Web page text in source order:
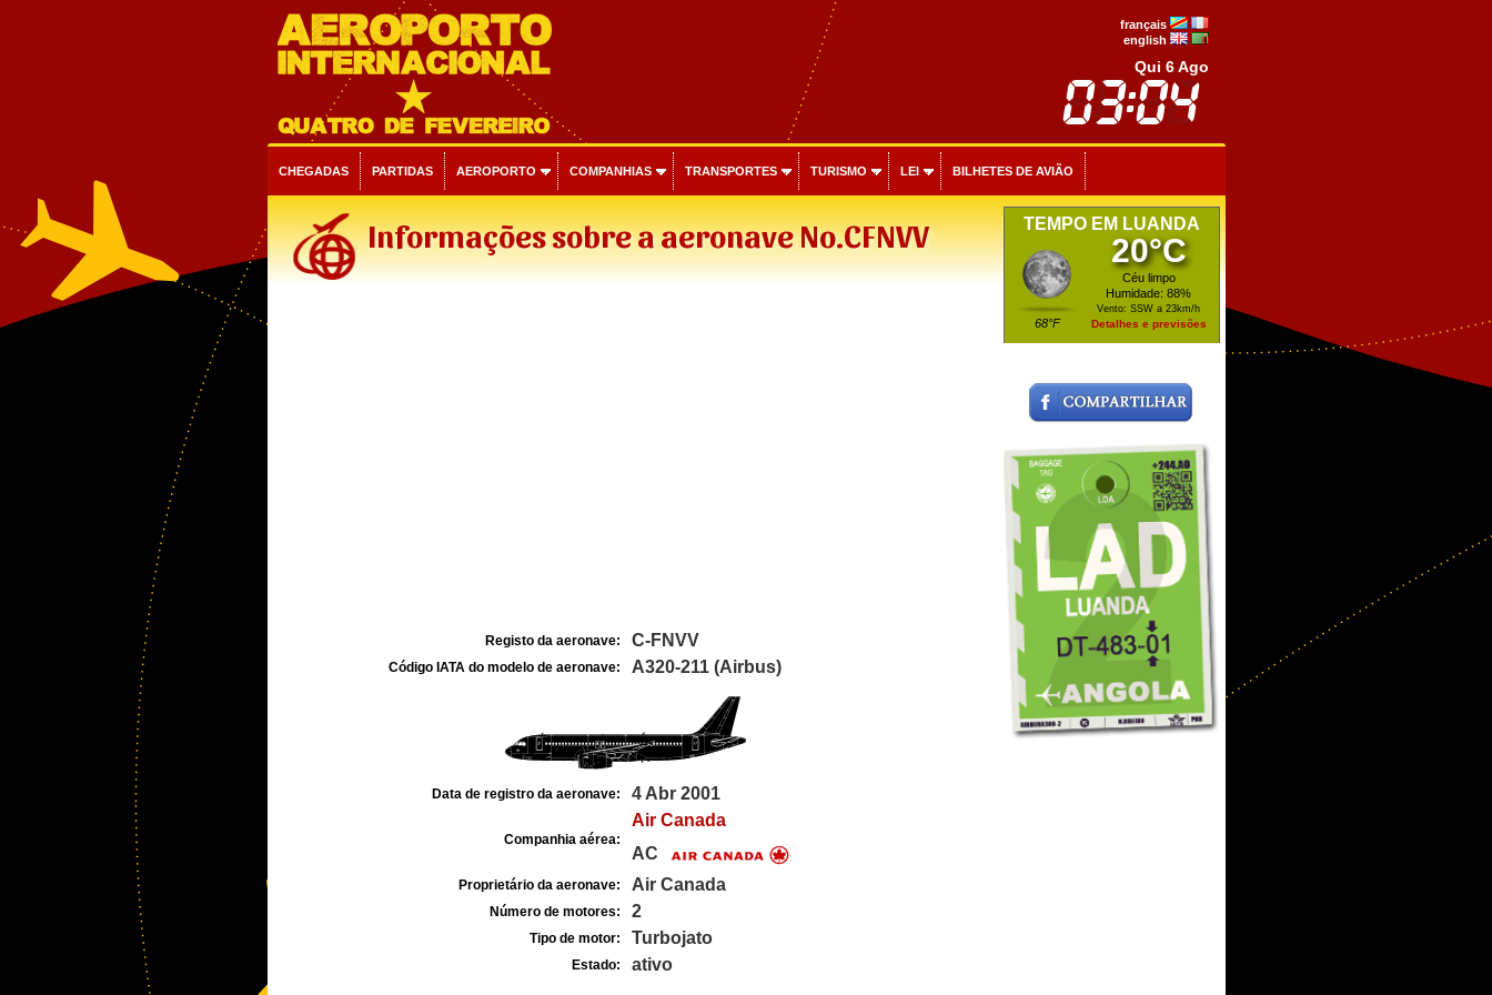
français
english
Qui 6 Ago
CHEGADAS PARTIDAS AEROPORTO COMPANHIAS TRANSPORTES TURISMO LEI BILHETES DE AVIÃO
Informações sobre a aeronave No.CFNVV
Registo da aeronave: C-FNVV
Código IATA do modelo de aeronave: A320-211 (Airbus)
Data de registro da aeronave: 4 Abr 2001
Companhia aérea:
Air Canada
AC
Proprietário da aeronave: Air Canada
Número de motores: 2
Tipo de motor: Turbojato
Estado: ativo
TEMPO EM LUANDA
68°F
20°C
Céu limpo
Humidade: 88%
Vento: SSW a 23km/h
Detalhes e previsões